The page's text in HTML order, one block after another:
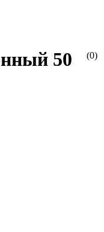
(0)
50